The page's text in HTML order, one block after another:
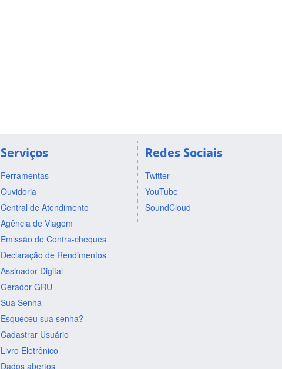
Serviços
Ferramentas
Ouvidoria
Central de Atendimento
Agência de Viagem
Emissão de Contra-cheques
Declaração de Rendimentos
Assinador Digital
Gerador GRU
Sua Senha
Esqueceu sua senha?
Cadastrar Usuário
Livro Eletrônico
Dados abertos
Redes Sociais
Twitter
YouTube
SoundCloud